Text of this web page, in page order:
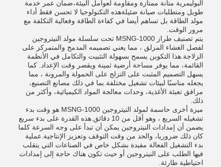
البوليمرية متانة ممتازة ومقاومة لعوامل البيئة،ضمان عمر خدمة
طويل ومتطلبات صيانة ضئيلةهذه التكنولوجيا لا تحسن فقط أداء
مولد الطاقة بل تساهم أيضا في كفاءة الطاقة وفعالية التكلفة مع
مرور الوقت.
يتم تصنيف طراز MSNG-1000 تحت سلسلة مولد النيتروجين
لفصل الغشاء المزلق ، مما يعني تصميمه المدمج والمتمركز على
الزلاجة.هذا التكوين يسمح بسهولة التثبيت والتكامل في الأنظمة
القائمة، مما يوفر مساحة أرضية ثمينة ويقصر وقت الإعداد. كما
يسهل التصميم المثبت على التزلج على الحمولة والمرونة ، مما
يجعله مناسبًا لبيئات تشغيل مختلفة.بما في ذلك مصانع التصنيع،
مرافق تعبئة الأغذية، وحدات معالجة المواد الكيميائية، وأكثر من
ذلك.
ميزة أخرى حاسمة لمولد النيتروجين MSNG-1000 هو وقت بدء
تشغيله السريع ، وهو أقل من 10 دقائق.هذه القدرة على بدء سريع
يضمن أن إمدادات النيتروجين يمكن أن تبدأ على وجه السرعة كلما
كان ذلك ضروريا، والحد من وقت التوقف وتعزيز الإنتاجية.عملية
بدء التشغيل الفعالة مفيدة بشكل خاص في الصناعات التي يتقلب
فيها الطلب على النيتروجين أو حيث تكون هناك حاجة إلى إمدادات
احتياطية طارئة.